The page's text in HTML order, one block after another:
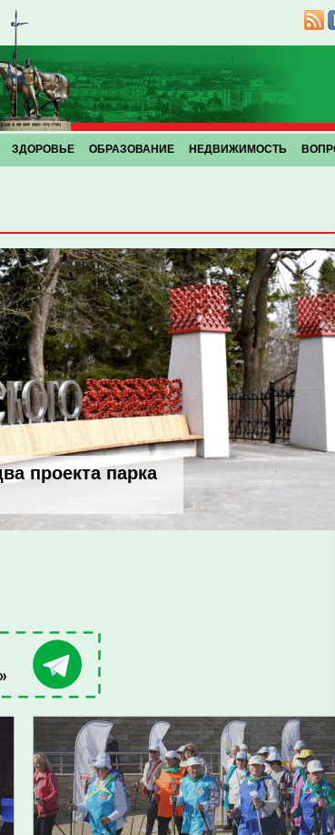
ЗДОРОВЬЕ ОБРАЗОВАНИЕ НЕДВИЖИМОСТЬ
проекта парка